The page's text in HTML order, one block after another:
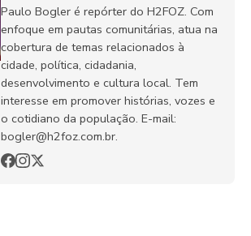
Paulo Bogler é repórter do H2FOZ. Com
enfoque em pautas comunitárias, atua na
cobertura de temas relacionados à
cidade, política, cidadania,
desenvolvimento e cultura local. Tem
interesse em promover histórias, vozes e
o cotidiano da população. E-mail:
bogler@h2foz.com.br.